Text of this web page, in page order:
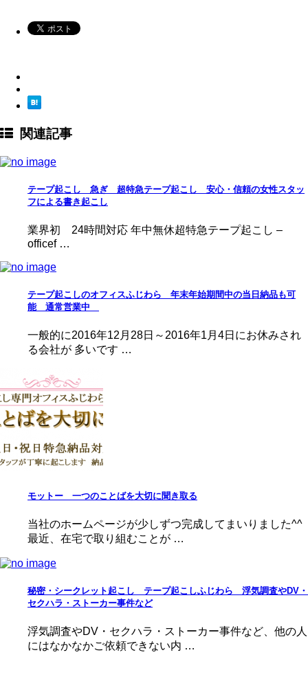
関連記事
テープ起こし 急ぎ 超特急テープ起こし 安心・信頼の女性スタッ
フによる書き起こし
業界初 24時間対応 年中無休超特急テープ起こし –
officef …
テープ起こしのオフィスふじわら 年末年始期間中の当日納品も可
能 通常営業中
一般的に2016年12月28日～2016年1月4日にお休みされ
る会社が 多いです …
モットー 一つのことばを大切に聞き取る
当社のホームページが少しずつ完成してまいりました^^
最近、在宅で取り組むことが …
秘密・シークレット起こし テープ起こしふじわら 浮気調査やDV・
セクハラ・ストーカー事件など
浮気調査やDV・セクハラ・ストーカー事件など、他の人
にはなかなかご依頼できない内 …